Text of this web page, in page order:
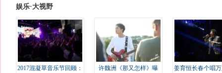
娱乐·大视野
2017混凝草音乐节回顾：
许魏洲《那又怎样》曝
姜育恒长春个唱